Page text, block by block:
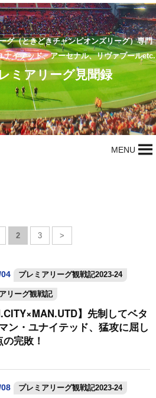
グ（ときどきチャンピオンズリーグ）専門
ナイテッド、アーセナル、リヴァプールetc.
ミアリーグ見聞録
MENU
2 3 >
プレミアリーグ観戦記2023-24
リーグ観戦記
】先制してベタ
ン・ユナイテッド、猛攻に屈し
完敗！
プレミアリーグ観戦記2023-24